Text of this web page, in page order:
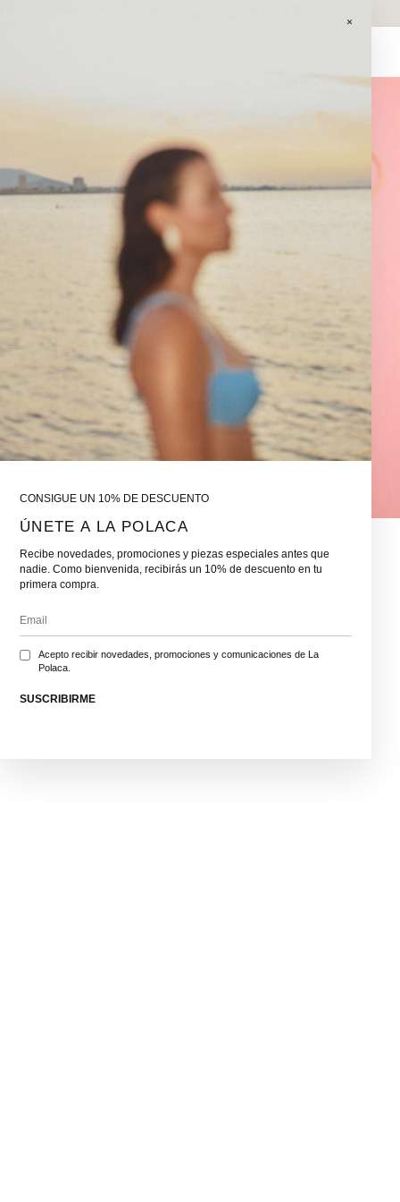
×
CONSIGUE UN 10% DE DESCUENTO
ÚNETE A LA POLACA
Recibe novedades, promociones y piezas especiales antes que
nadie. Como bienvenida, recibirás un 10% de descuento en tu
primera compra.
Acepto recibir novedades, promociones y comunicaciones de La
Polaca.
SUSCRIBIRME